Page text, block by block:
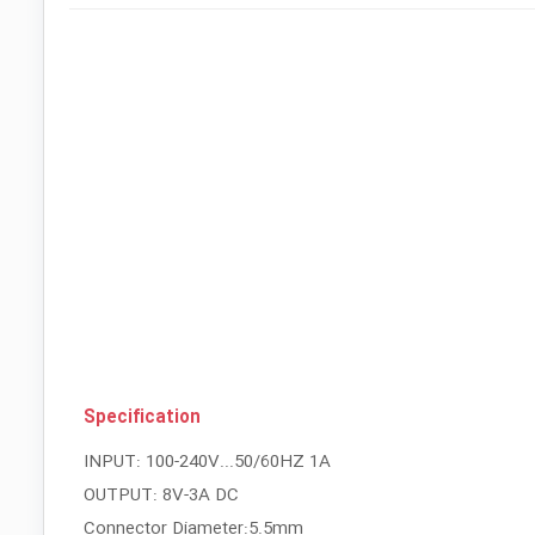
Specification
INPUT: 100-240V...50/60HZ 1A
OUTPUT: 8V-3A DC
Connector Diameter:5.5mm